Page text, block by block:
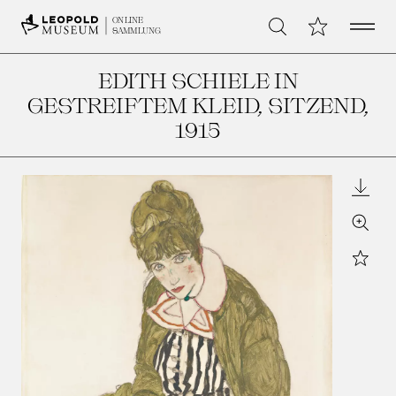
ONLINE
SAMMLUNG
Suche Meine Open
EDITH SCHIELE IN
GESTREIFTEM KLEID, SITZEND,
1915
Zoom
Star